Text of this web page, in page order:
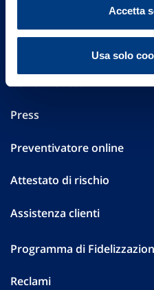
Accetta
Usa solo
Performances
Press
Preventivatore online
Attestato di rischio
Assistenza clienti
Programma di
Reclami